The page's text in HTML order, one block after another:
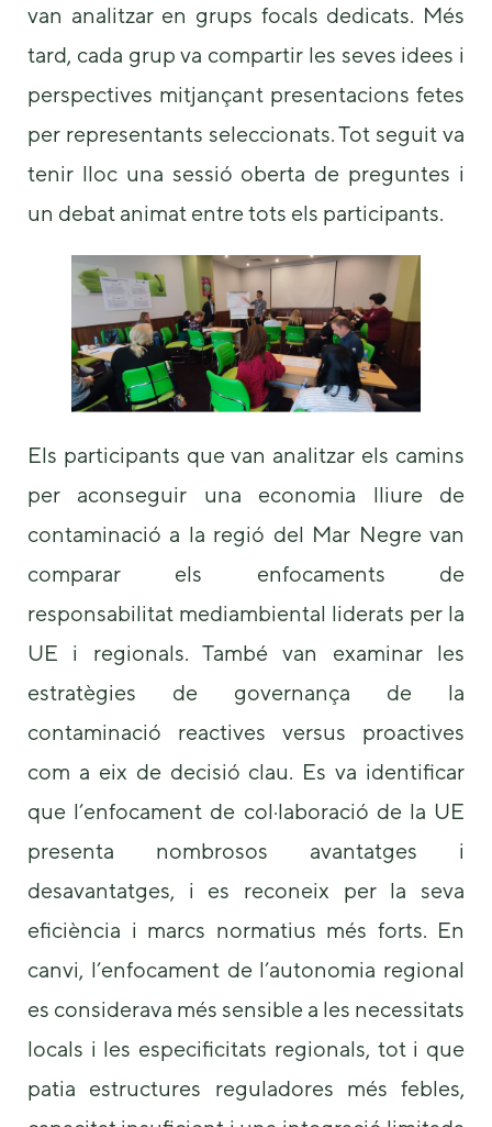
van analitzar en grups focals dedicats. Més
tard, cada grup va compartir les seves idees i
perspectives mitjançant presentacions fetes
per representants seleccionats. Tot seguit va
tenir lloc una sessió oberta de preguntes i
un debat animat entre tots els participants.
Els participants que van analitzar els camins
per aconseguir una economia lliure de
contaminació a la regió del Mar Negre van
comparar els enfocaments de
responsabilitat mediambiental liderats per la
UE i regionals. També van examinar les
estratègies de governança de la
contaminació reactives versus proactives
com a eix de decisió clau. Es va identificar
que l’enfocament de col·laboració de la UE
presenta nombrosos avantatges i
desavantatges, i es reconeix per la seva
eficiència i marcs normatius més forts. En
canvi, l’enfocament de l’autonomia regional
es considerava més sensible a les necessitats
locals i les especificitats regionals, tot i que
patia estructures reguladores més febles,